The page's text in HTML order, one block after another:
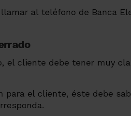
al teléfono de Banca
el cliente debe tener muy
para el cliente, éste debe